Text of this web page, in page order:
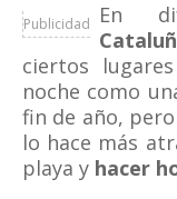
Publicidad
En
ciertos
noche como
fin de año,
lo hace más
playa y hacer